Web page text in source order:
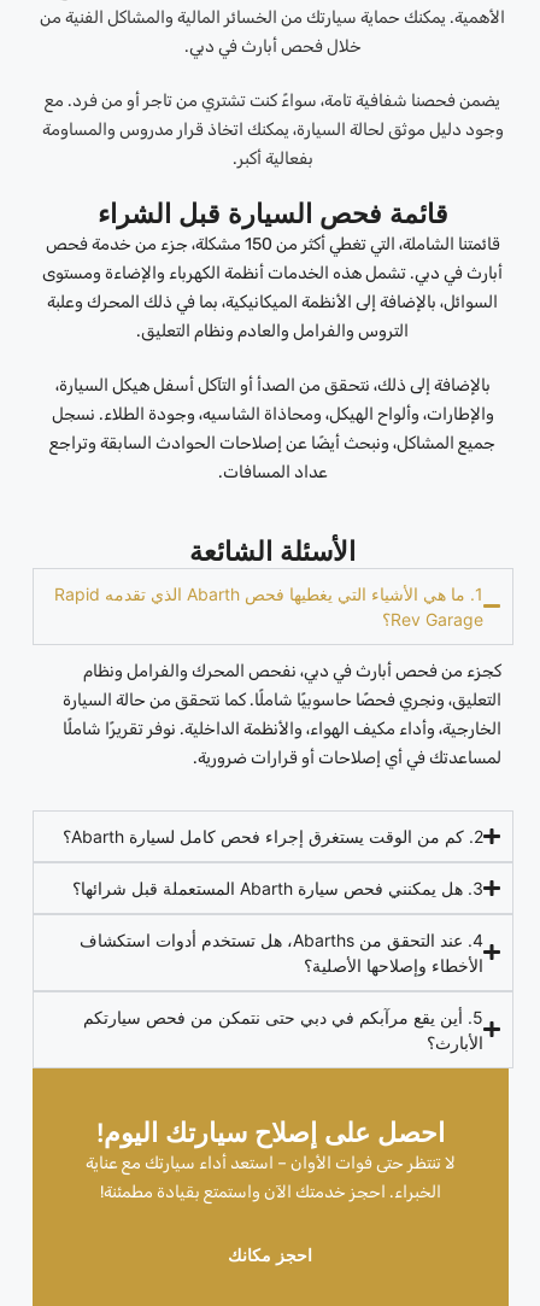
احصل على إصلاح سيارتك اليوم!
لا تنتظر حتى فوات الأوان – استعد أداء سيارتك مع عناية
الخبراء. احجز خدمتك الآن واستمتع بقيادة مطمئنة!
احجز مكانك
الأهمية. يمكنك حماية سيارتك من الخسائر المالية والمشاكل الفنية من
خلال فحص أبارث في دبي.
يضمن فحصنا شفافية تامة، سواءً كنت تشتري من تاجر أو من فرد. مع
وجود دليل موثق لحالة السيارة، يمكنك اتخاذ قرار مدروس والمساومة
بفعالية أكبر.
قائمة فحص السيارة قبل الشراء
قائمتنا الشاملة، التي تغطي أكثر من 150 مشكلة، جزء من خدمة فحص
أبارث في دبي. تشمل هذه الخدمات أنظمة الكهرباء والإضاءة ومستوى
السوائل، بالإضافة إلى الأنظمة الميكانيكية، بما في ذلك المحرك وعلبة
التروس والفرامل والعادم ونظام التعليق.
بالإضافة إلى ذلك، نتحقق من الصدأ أو التآكل أسفل هيكل السيارة،
والإطارات، وألواح الهيكل، ومحاذاة الشاسيه، وجودة الطلاء. نسجل
جميع المشاكل، ونبحث أيضًا عن إصلاحات الحوادث السابقة وتراجع
عداد المسافات.
الأسئلة الشائعة
1. ما هي الأشياء التي يغطيها فحص Abarth الذي تقدمه Rapid
Rev Garage؟
كجزء من فحص أبارث في دبي، نفحص المحرك والفرامل ونظام
التعليق، ونجري فحصًا حاسوبيًا شاملًا. كما نتحقق من حالة السيارة
الخارجية، وأداء مكيف الهواء، والأنظمة الداخلية. نوفر تقريرًا شاملًا
لمساعدتك في أي إصلاحات أو قرارات ضرورية.
2. كم من الوقت يستغرق إجراء فحص كامل لسيارة Abarth؟
3. هل يمكنني فحص سيارة Abarth المستعملة قبل شرائها؟
4. عند التحقق من Abarths، هل تستخدم أدوات استكشاف
الأخطاء وإصلاحها الأصلية؟
5. أين يقع مرآبكم في دبي حتى نتمكن من فحص سيارتكم
الأبارث؟